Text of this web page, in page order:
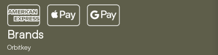
Brands
Orbitkey